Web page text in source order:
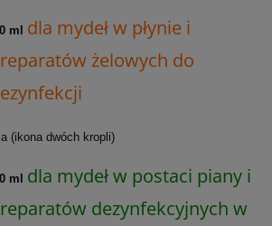
ml dla mydeł w płynie i
żelowych do
(ikona dwóch kropli)
ml dla mydeł w postaci piany i
dezynfekcyjnych w